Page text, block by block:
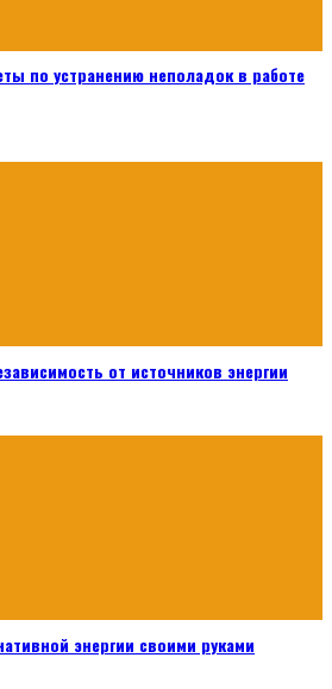
по устранению неполадок в работе
от источников энергии
энергии своими руками